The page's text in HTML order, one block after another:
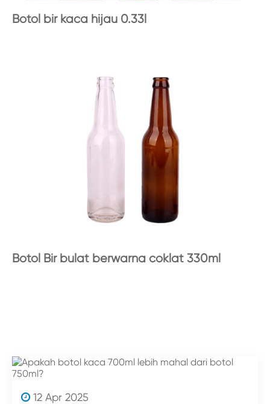
Botol bir kaca hijau 0.33l
Botol Bir bulat berwarna coklat 330ml
12 Apr 2025